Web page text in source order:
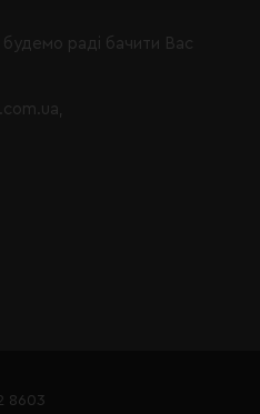
раді бачити Вас
8603